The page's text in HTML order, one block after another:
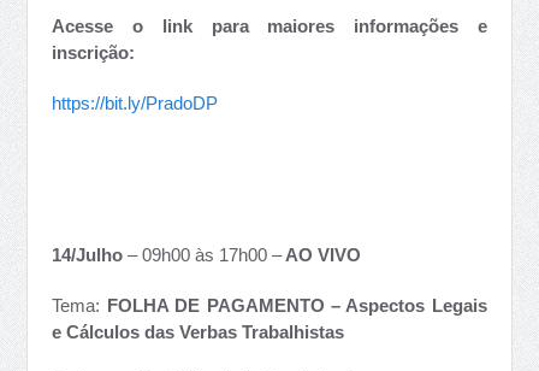
Acesse o link para maiores informações e
inscrição:
https://bit.ly/PradoDP
14/Julho– 09h00 às 17h00 –AO VIVO
Tema: FOLHA DE PAGAMENTO – Aspectos Legais
e Cálculos das Verbas Trabalhistas